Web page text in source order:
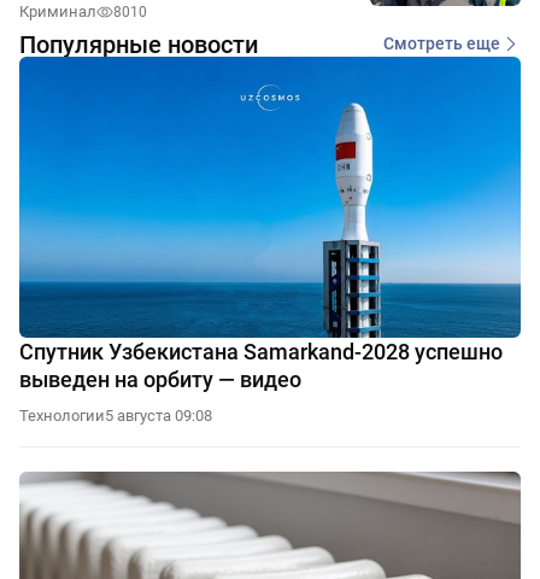
Криминал 8010
Популярные новости Смотреть еще
Спутник Узбекистана Samarkand-2028 успешно
выведен на орбиту — видео
Технологии5 августа 09:08